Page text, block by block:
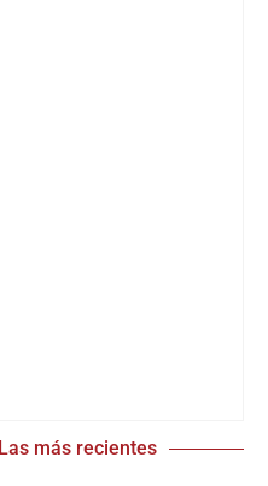
Las más recientes